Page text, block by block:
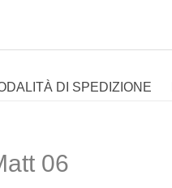
DI SPEDIZIONE
06